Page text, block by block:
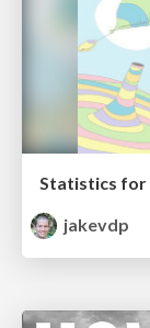
Statistics for
jakevdp